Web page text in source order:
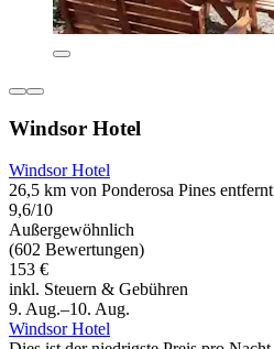
Windsor Hotel
Windsor Hotel
26,5 km von Ponderosa Pines entfernt
9,6/10
Außergewöhnlich
(602 Bewertungen)
153 €
inkl. Steuern & Gebühren
9. Aug.–10. Aug.
Windsor Hotel